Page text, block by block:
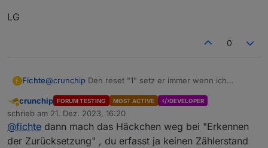
LG
0
F Fichte@crunchip Den reset "1" setz er immer wenn ich
Ich log die Daten mal mit und schaue ab wann es
passiert.
LG
Abwesend
crunchip FORUM TESTING MOST ACTIVE DEVELOPER
schrieb am 21. Dez. 2023, 16:20
zuletzt editiert von
@fichte dann mach das Häckchen weg bei "Erkennen
der Zurücksetzung" , du erfasst ja keinen Zählerstand